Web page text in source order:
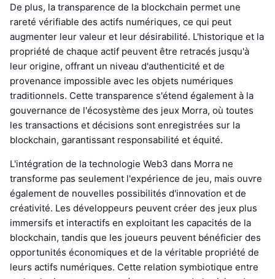
De plus, la transparence de la blockchain permet une
rareté vérifiable des actifs numériques, ce qui peut
augmenter leur valeur et leur désirabilité. L'historique et la
propriété de chaque actif peuvent être retracés jusqu'à
leur origine, offrant un niveau d'authenticité et de
provenance impossible avec les objets numériques
traditionnels. Cette transparence s'étend également à la
gouvernance de l'écosystème des jeux Morra, où toutes
les transactions et décisions sont enregistrées sur la
blockchain, garantissant responsabilité et équité.
L'intégration de la technologie Web3 dans Morra ne
transforme pas seulement l'expérience de jeu, mais ouvre
également de nouvelles possibilités d'innovation et de
créativité. Les développeurs peuvent créer des jeux plus
immersifs et interactifs en exploitant les capacités de la
blockchain, tandis que les joueurs peuvent bénéficier des
opportunités économiques et de la véritable propriété de
leurs actifs numériques. Cette relation symbiotique entre